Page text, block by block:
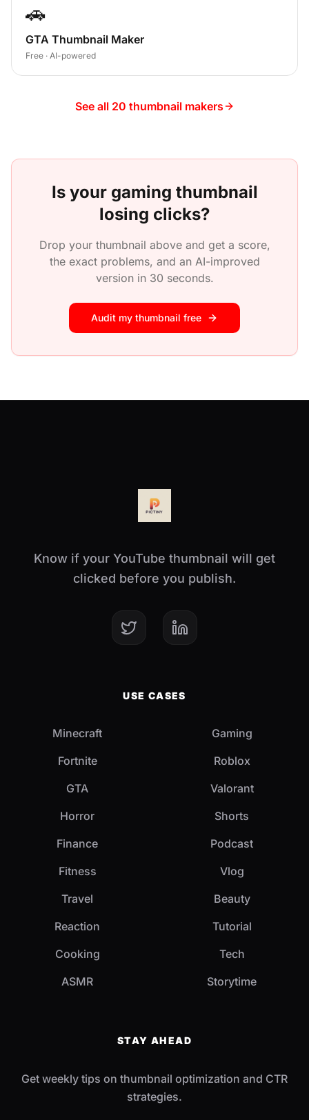
🚗
GTA Thumbnail Maker
Free · AI-powered
See all 20 thumbnail makers
Is your gaming thumbnail
losing clicks?
Drop your thumbnail above and get a score,
the exact problems, and an AI-improved
version in 30 seconds.
Audit my thumbnail free
Know if your YouTube thumbnail will get
clicked before you publish.
USE CASES
Minecraft
Gaming
Fortnite
Roblox
GTA
Valorant
Horror
Shorts
Finance
Podcast
Fitness
Vlog
Travel
Beauty
Reaction
Tutorial
Cooking
Tech
ASMR
Storytime
STAY AHEAD
Get weekly tips on thumbnail optimization and CTR
strategies.